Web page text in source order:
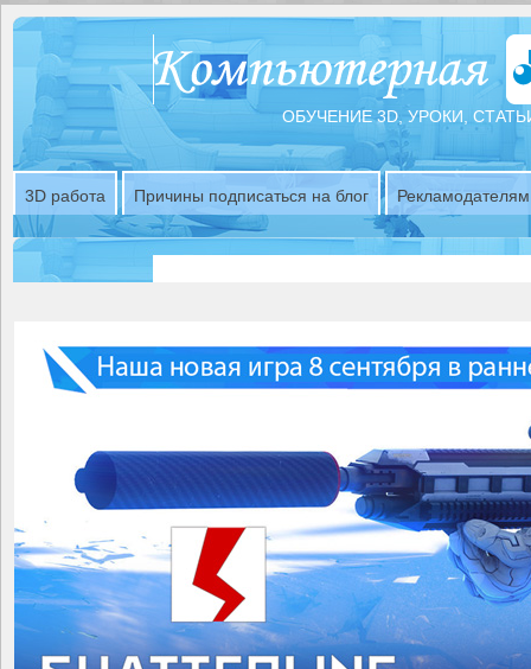
ОБУЧЕНИЕ 3D, УРОКИ,
3D работа Причины подписаться на блог Рекламодателям